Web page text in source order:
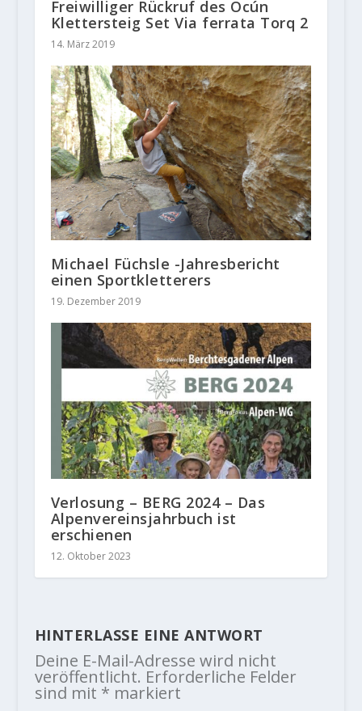
Freiwilliger Rückruf des Ocún
Klettersteig Set Via ferrata Torq 2
14. März 2019
Michael Füchsle -Jahresbericht
einen Sportkletterers
19. Dezember 2019
Verlosung – BERG 2024 – Das
Alpenvereinsjahrbuch ist
erschienen
12. Oktober 2023
HINTERLASSE EINE ANTWORT
Deine E-Mail-Adresse wird nicht
veröffentlicht. Erforderliche Felder
sind mit * markiert